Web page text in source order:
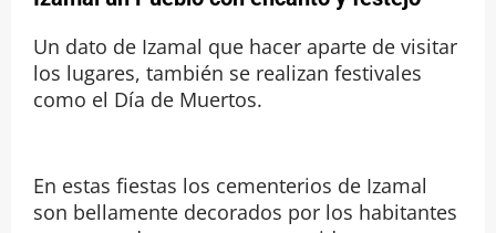
Un dato de Izamal que hacer aparte de visitar
los lugares, también se realizan festivales
como el Día de Muertos.
En estas fiestas los cementerios de Izamal
son bellamente decorados por los habitantes